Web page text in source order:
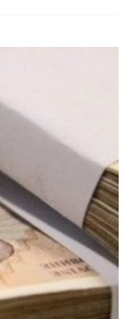
od
još
nije
dobilo
pomoć
od
100KM